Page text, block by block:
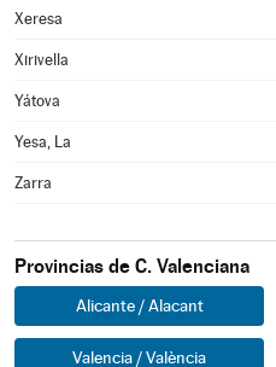
Xeresa
Xirivella
Yátova
Yesa, La
Zarra
Provincias de C. Valenciana
Alicante / Alacant
Valencia / València